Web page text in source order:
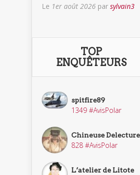
Le 1er août 2026 par sylvain3
TOP
ENQUÊTEURS
spitfire89
1349 #AvisPolar
Chineuse Delecture
828 #AvisPolar
L’atelier de Litote